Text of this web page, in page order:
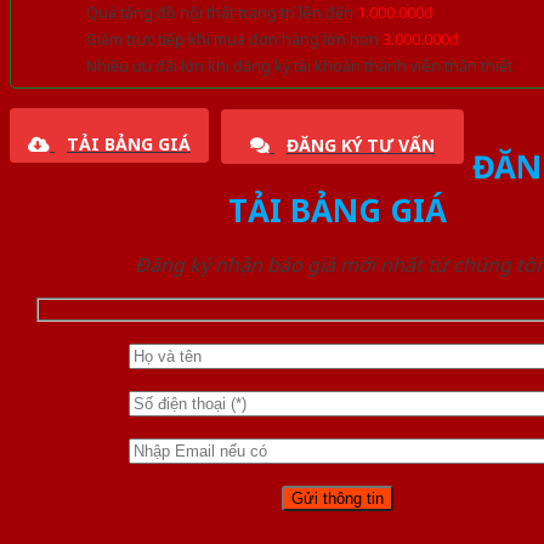
Quà tặng đồ nội thất trang trí lên đến 1.000.000đ
Giảm trực tiếp khi mua đơn hàng lớn hơn 3.000.000đ
Nhiều ưu đãi lớn khi đăng ký tài khoản thành viên thân thiết
TẢI BẢNG GIÁ ĐĂNG KÝ TƯ VẤN
TẢI BẢNG GIÁ
Đăng ký nhận báo giá mới nhất từ chúng tôi